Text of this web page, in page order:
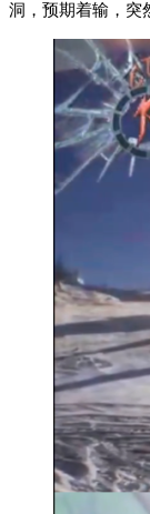
洞，预期着输，突